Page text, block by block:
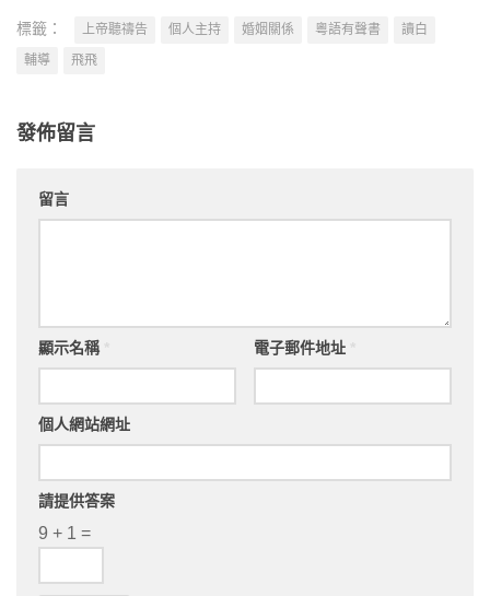
標籤： 上帝聽禱告 個人主持 婚姻關係 粵語有聲書
讀白
輔導
飛飛
發佈留言
留言
顯示名稱 電子郵件地址
個人網站網址
請提供答案
9 + 1 =